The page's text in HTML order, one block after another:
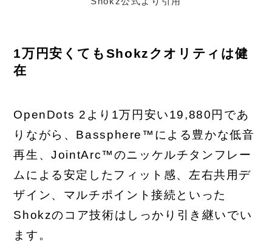
1万円安くてもShokzクオリティは健
在
OpenDots 2より1万円安い19,880円であ
りながら、Bassphere™による豊かな低音
再生、JointArc™のニッケルチタンフレー
ムによる安定したフィット感、左右共用デ
ザイン、マルチポイント接続といった
Shokzのコア技術はしっかり引き継いでい
ます。